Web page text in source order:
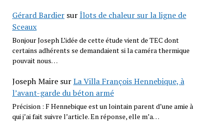
Gérard BardiersurÎlots de chaleur sur la ligne de
Sceaux
Bonjour Joseph L’idée de cette étude vient de TEC dont
certains adhérents se demandaient si la caméra thermique
pouvait nous…
Joseph MairesurLa Villa François Hennebique, à
l’avant-garde du béton armé
Précision : F Hennebique est un lointain parent d’une amie à
qui j’ai fait suivre l’article. En réponse, elle m’a…